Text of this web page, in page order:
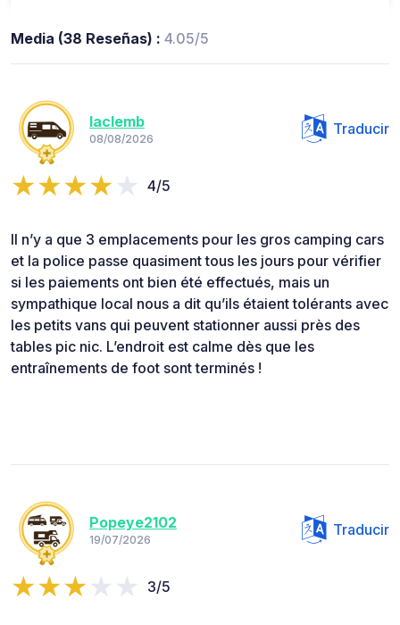
Media (38 Reseñas) : 4.05/5
laclemb
08/08/2026
Traducir
4/5
Il n’y a que 3 emplacements pour les gros camping cars
et la police passe quasiment tous les jours pour vérifier
si les paiements ont bien été effectués, mais un
sympathique local nous a dit qu’ils étaient tolérants avec
les petits vans qui peuvent stationner aussi près des
tables pic nic. L’endroit est calme dès que les
entraînements de foot sont terminés !
Popeye2102
19/07/2026
Traducir
3/5